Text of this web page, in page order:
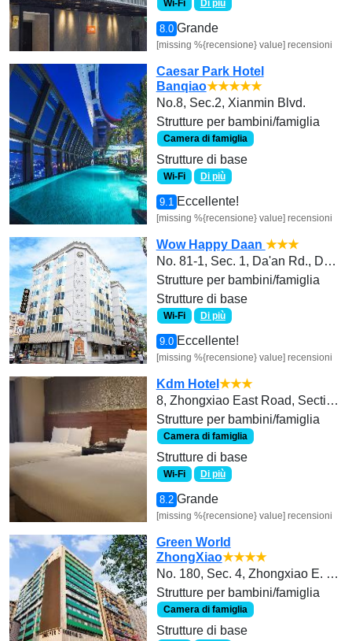
Wi-Fi Di più
8.0 Grande
[missing %{recensione} value] recensioni
Caesar Park Hotel
Banqiao★★★★★
No.8, Sec.2, Xianmin Blvd.
Strutture per bambini/famiglia
Camera di famiglia
Strutture di base
Wi-Fi Di più
9.1 Eccellente!
[missing %{recensione} value] recensioni
Wow Happy Daan ★★★
No. 81-1, Sec. 1, Da'an Rd., Da’an Dist., Taipei City 106 , Taiwan (R.O.C.)
Strutture per bambini/famiglia
Strutture di base
Wi-Fi Di più
9.0 Eccellente!
[missing %{recensione} value] recensioni
Kdm Hotel ★★★
8, Zhongxiao East Road, Section 3, Daan District 10652, Taipei, Taiwan
Strutture per bambini/famiglia
Camera di famiglia
Strutture di base
Wi-Fi Di più
8.2 Grande
[missing %{recensione} value] recensioni
Green World
ZhongXiao★★★★
No. 180, Sec. 4, Zhongxiao E. Rd.
Strutture per bambini/famiglia
Camera di famiglia
Strutture di base